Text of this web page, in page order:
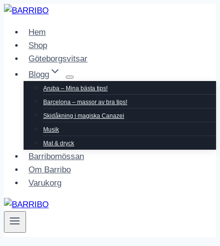
Skip
contentHem
Shop
Göteborgsvitsar
Blogg
Aruba – Mina bästa tips!
Barcelona – massor av bra tips!
Skidåkning i magiska Canazei
Musik
Mat & dryck
Barribomössan
Om Barribo
Varukorg